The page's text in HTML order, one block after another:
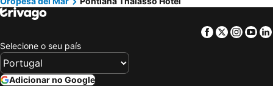
Facebook
Twitter
Selecione o seu país
Adicionar no Google